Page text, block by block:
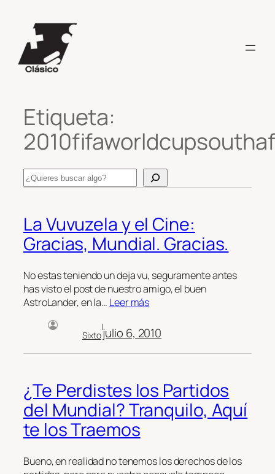
contenido
Etiqueta:
Search
La Vuvuzela y el Cine:
Gracias, Mundial. Gracias.
No estas teniendo un deja vu, seguramente antes
has visto el post de nuestro amigo, el buen
AstroLander, en la… Leer más
Sixto
|julio 6, 2010
¿Te Perdistes los Partidos
del Mundial? Tranquilo, Aquí
te los Traemos
Bueno, en realidad no tenemos los derechos de los